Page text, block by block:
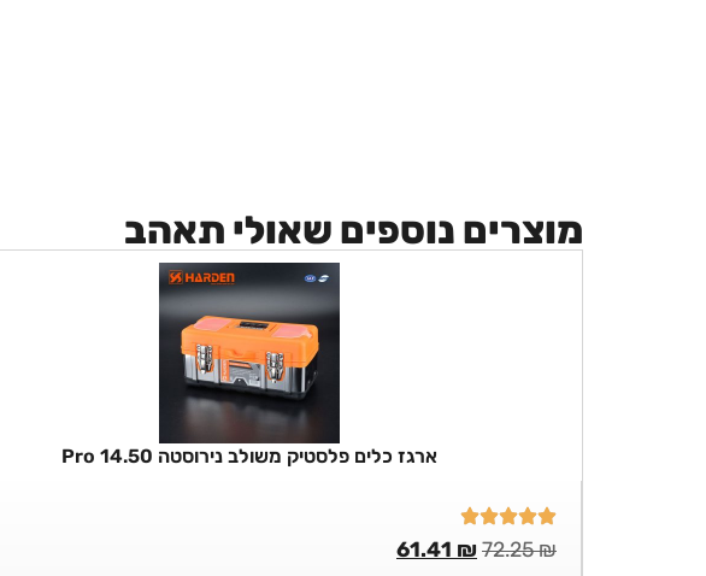
מוצרים נוספים שאולי תאהב
ארגז כלים פלסטיק משולב נירוסטה Pro 14.50
72.25₪
61.41 ₪